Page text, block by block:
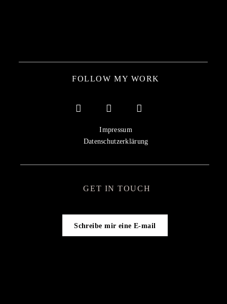
FOLLOW MY WORK
GET IN TOUCH
Schreibe mir eine E-mail
Impressum
Datenschutzerklärung